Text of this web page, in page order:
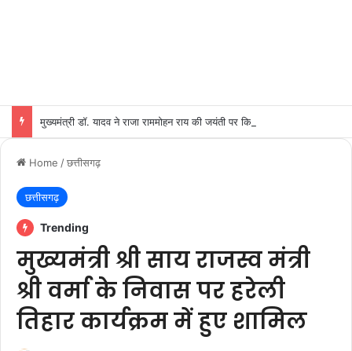
मुख्यमंत्री डॉ. यादव ने राजा राममोहन राय की जयंती पर किया नमन
Home /छत्तीसगढ़
छत्तीसगढ़
Trending
मुख्यमंत्री श्री साय राजस्व मंत्री
श्री वर्मा के निवास पर हरेली
तिहार कार्यक्रम में हुए शामिल